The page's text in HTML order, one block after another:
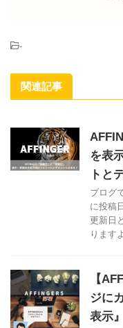
-
関連記事
を表
トと
ブログ
に投稿
更新日
ります
【
ジに
表示